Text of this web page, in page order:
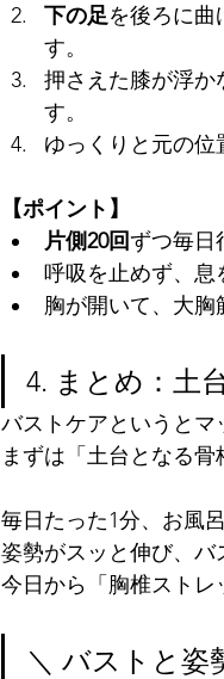
下の足を後ろに曲
す。
押さえた膝が浮か
す。
ゆっくりと元の位
【ポイント】
片側20回ずつ毎日
呼吸を止めず、息
胸が開いて、大胸
4. まとめ：土
バストケアというとマ
まずは「土台となる骨
毎日たった1分、お風
姿勢がスッと伸び、バ
今日から「胸椎スト
＼ バストと姿